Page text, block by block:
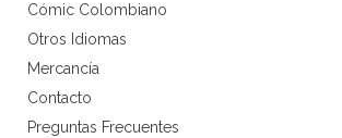
Cómic Colombiano
Otros Idiomas
Mercancía
Contacto
Preguntas Frecuentes